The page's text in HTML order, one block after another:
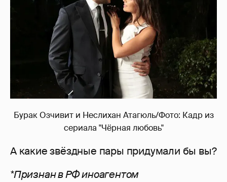
Бурак Озчивит и Неслихан Атагюль/Фото: Кадр из
сериала "Чёрная любовь"
А какие звёздные пары придумали бы вы?
*Признан в РФ иноагентом